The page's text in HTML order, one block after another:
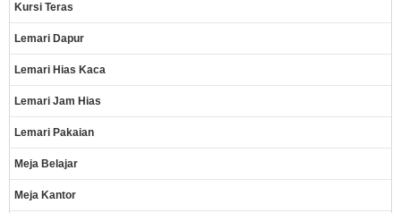
Kursi Teras
Lemari Dapur
Lemari Hias Kaca
Lemari Jam Hias
Lemari Pakaian
Meja Belajar
Meja Kantor